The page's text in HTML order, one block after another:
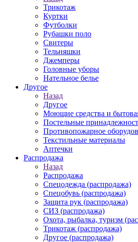
Трикотаж
Куртки
Футболки
Рубашки поло
Свитеры
Тельняшки
Джемперы
Головные уборы
Нательное белье
Другое
Назад
Другое
Моющие средства и
Постельные
Противопожарное
Текстильные материалы
Аптечки
Распродажа
Назад
Распродажа
Спецодежда (распродажа)
Спецобувь (распродажа)
Защита рук (распродажа)
СИЗ (распродажа)
Охота, рыбалка, туризм
Трикотаж (распродажа)
Другое (распродажа)